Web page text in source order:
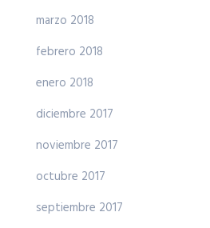
marzo 2018
febrero 2018
enero 2018
diciembre 2017
noviembre 2017
octubre 2017
septiembre 2017